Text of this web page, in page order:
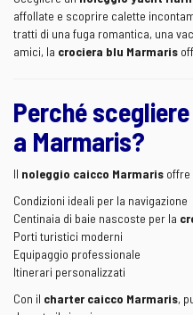
affollate e scoprire calette
tratti di una fuga romantica, una
amici, la crociera blu Marmaris
Perché
a Marmaris?
Il noleggio caicco Marmaris offre
Condizioni ideali per la navigazione
Centinaia di baie nascoste per la
Porti turistici moderni
Equipaggio professionale
Itinerari personalizzati
Con il charter caicco Marmaris,